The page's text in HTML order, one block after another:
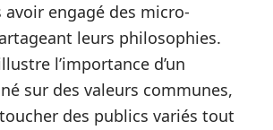
avoir engagé des micro-
leurs philosophies.
l’importance d’un
sur des valeurs communes,
des publics variés tout